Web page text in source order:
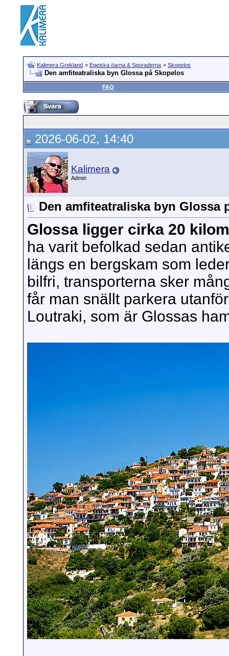
Kalimera Grekland > Egeiska öarna & Sporaderna > Skopelos
Den amfiteatraliska byn Glossa på Skopelos
FAQ
2026-06-02, 14:40
Kalimera
Admin
Den amfiteatraliska byn Glossa
Glossa ligger cirka 20
ha varit befolkad sedan
längs en bergskam som
bilfri, transporterna sker
får man snällt parkera
Loutraki, som är Glossas